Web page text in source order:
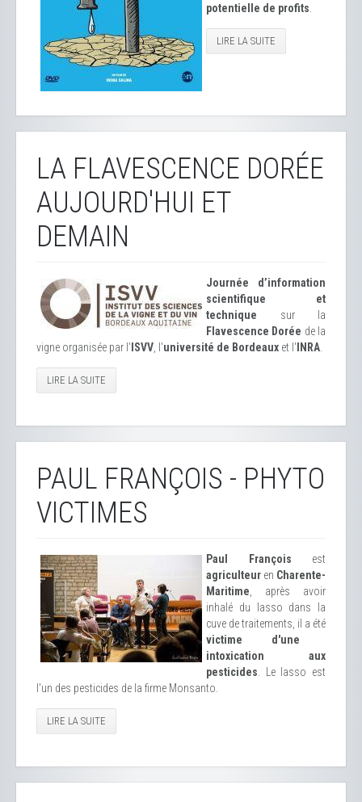
potentielle de profits
LIRE LA SUITE
LA FLAVESCENCE DORÉE
AUJOURD'HUI ET
DEMAIN
Journée d’information
scientifique et
technique sur la
Flavescence Dorée de la
vigne organisée par l' ISVV , l'université de Bordeaux et l' INRA
LIRE LA SUITE
PAUL FRANÇOIS - PHYTO
VICTIMES
Paul François est
agriculteur en Charente-
Maritime , après avoir
inhalé du lasso dans la
cuve de traitements, il a été
victime d'une
intoxication aux
pesticides . Le lasso est
l'un des pesticides de la firme Monsanto.
LIRE LA SUITE